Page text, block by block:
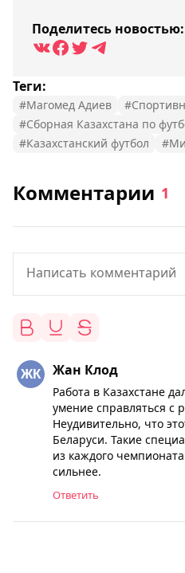
Поделитесь новостью:
Теги:
#Магомед Адиев
#Сборная Казахстана по
#Казахстанский футбол
Комментарии 1
Жан Клод
Работа в Казахстане
умение справляться с
Неудивительно, что
Беларуси. Такие
из каждого
сильнее.
Ответить